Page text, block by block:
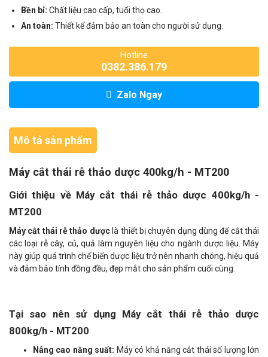
Bền bỉ: Chất liệu cao cấp, tuổi thọ cao.
An toàn: Thiết kế đảm bảo an toàn cho người sử dụng.
Hotline
0382.386.179
Zalo Ngay
Mô tả sản phẩm
Máy cắt thái rễ thảo dược 400kg/h - MT200
Giới thiệu về Máy cắt thái rễ thảo dược 400kg/h -
MT200
Máy cắt thái rễ thảo dượclà thiết bị chuyên dụng dùng để cắt thái
các loại rễ cây, củ, quả làm nguyên liệu cho ngành dược liệu. Máy
này giúp quá trình chế biến dược liệu trở nên nhanh chóng, hiệu quả
và đảm bảo tính đồng đều, đẹp mắt cho sản phẩm cuối cùng.
Tại sao nên sử dụng Máy cắt thái rễ thảo dược
800kg/h - MT200
Nâng cao năng suất: Máy có khả năng cắt thái số lượng lớn